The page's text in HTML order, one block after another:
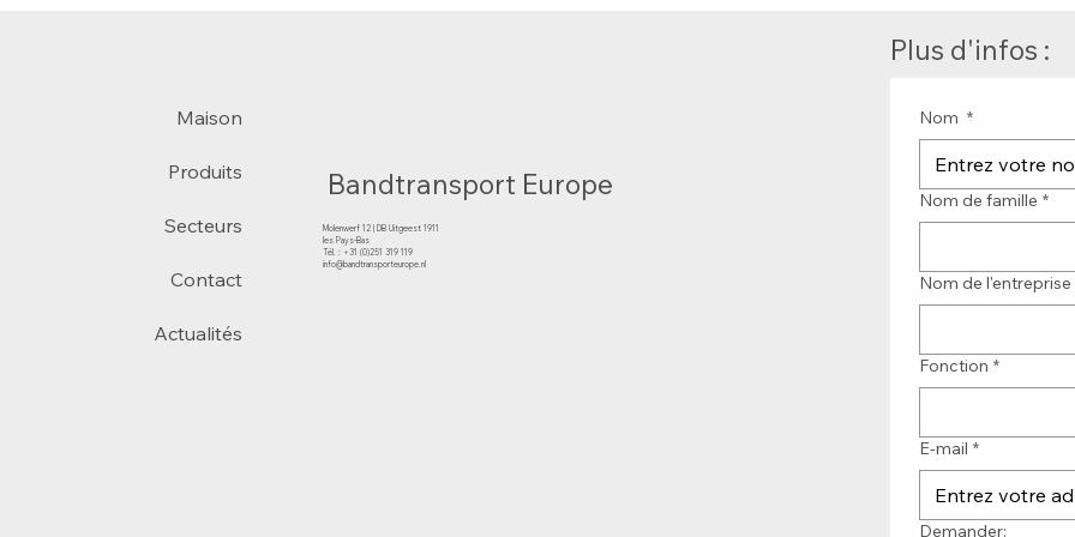
Bandtransport Europe
Molenwerf 12 | DB Uitgeest 1911
les Pays-Bas
Tél. : +31 (0)251 319 119
info@bandtransporteurope.nl
Maison
Produits
Secteurs
Contact
Actualités
Plus d'infos :
Nom *
Nom de famille *
Nom de l'entreprise
Fonction *
E-mail *
Demander: